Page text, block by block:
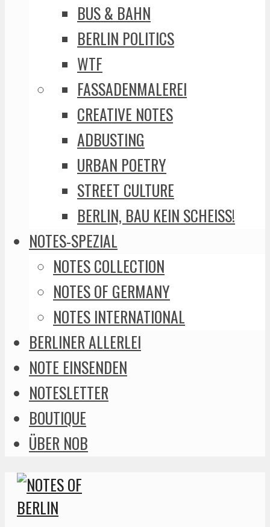
BUS & BAHN
BERLIN POLITICS
WTF
FASSADENMALEREI
CREATIVE NOTES
ADBUSTING
URBAN POETRY
STREET CULTURE
BERLIN, BAU KEIN SCHEISS!
NOTES-SPEZIAL
NOTES COLLECTION
NOTES OF GERMANY
NOTES INTERNATIONAL
BERLINER ALLERLEI
NOTE EINSENDEN
NOTESLETTER
BOUTIQUE
ÜBER NOB